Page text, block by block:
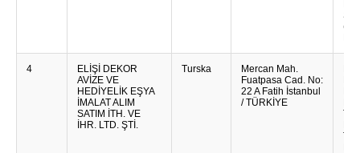
4
ELİŞİ DEKOR
AVİZE VE
HEDİYELİK EŞYA
İMALAT ALIM
SATIM İTH. VE
İHR. LTD. ŞTİ.
Turska
Mercan Mah.
Fuatpasa Cad. No:
22 A Fatih İstanbul
/ TÜRKİYE